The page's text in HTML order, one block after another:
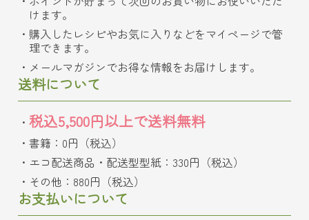
けます。
購入したレシピやお気に入りなどをマイページで管
理できます。
メールマガジンでお得な情報をお届けします。
送料について
税込5,500円以上で送料無料
書籍：0円（税込）
エコ配送商品・配送型型紙：330円（税込）
その他：880円（税込）
お支払いについて